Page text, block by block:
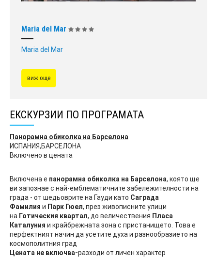
Maria del Mar
Maria del Mar
виж още
ЕКСКУРЗИИ ПО ПРОГРАМАТА
Панорамна обиколка на Барселона
ИСПАНИЯ,БАРСЕЛОНА
Включено в цената
Включена е панорамна обиколка на Барселона, която ще
ви запознае с най-емблематичните забележителности на
града - от шедьоврите на Гауди като Саграда
Фамилия и Парк Гюел, през живописните улици
на Готическия квартал, до величествения Пласа
Каталуния и крайбрежната зона с пристанището. Това е
перфектният начин да усетите духа и разнообразието на
космополитния град
Цената не включва-разходи от личен характер